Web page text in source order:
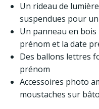
Un rideau de
suspendues pour
Un panneau en
prénom et la date
Des ballons lettres
prénom
Accessoires photo
moustaches sur